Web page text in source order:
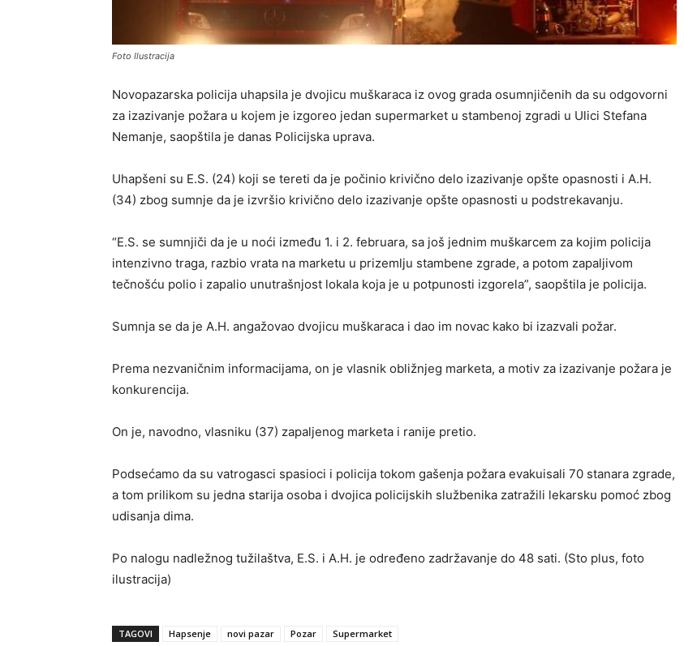
Foto Ilustracija
Novopazarska policija uhapsila je dvojicu muškaraca iz ovog grada osumnjičenih da su odgovorni
za izazivanje požara u kojem je izgoreo jedan supermarket u stambenoj zgradi u Ulici Stefana
Nemanje, saopštila je danas Policijska uprava.
Uhapšeni su E.S. (24) koji se tereti da je počinio krivično delo izazivanje opšte opasnosti i A.H.
(34) zbog sumnje da je izvršio krivično delo izazivanje opšte opasnosti u podstrekavanju.
“E.S. se sumnjiči da je u noći između 1. i 2. februara, sa još jednim muškarcem za kojim policija
intenzivno traga, razbio vrata na marketu u prizemlju stambene zgrade, a potom zapaljivom
tečnošću polio i zapalio unutrašnjost lokala koja je u potpunosti izgorela”, saopštila je policija.
Sumnja se da je A.H. angažovao dvojicu muškaraca i dao im novac kako bi izazvali požar.
Prema nezvaničnim informacijama, on je vlasnik obližnjeg marketa, a motiv za izazivanje požara je
konkurencija.
On je, navodno, vlasniku (37) zapaljenog marketa i ranije pretio.
Podsećamo da su vatrogasci spasioci i policija tokom gašenja požara evakuisali 70 stanara zgrade,
a tom prilikom su jedna starija osoba i dvojica policijskih službenika zatražili lekarsku pomoć zbog
udisanja dima.
Po nalogu nadležnog tužilaštva, E.S. i A.H. je određeno zadržavanje do 48 sati. (Sto plus, foto
ilustracija)
TAGOVI Hapsenje novi pazar Pozar Supermarket